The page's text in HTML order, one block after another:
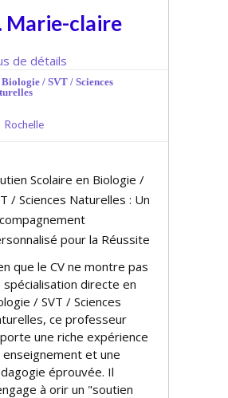
Marie-claire
de détails
Biologie / SVT / Sciences
Rochelle
Scolaire en Biologie /
/ Sciences Naturelles : Un
pour la Réussite
que le CV ne montre pas
spécialisation directe en
/ SVT / Sciences
ce professeur
une riche expérience
enseignement et une
éprouvée. Il
à offrir un "soutien